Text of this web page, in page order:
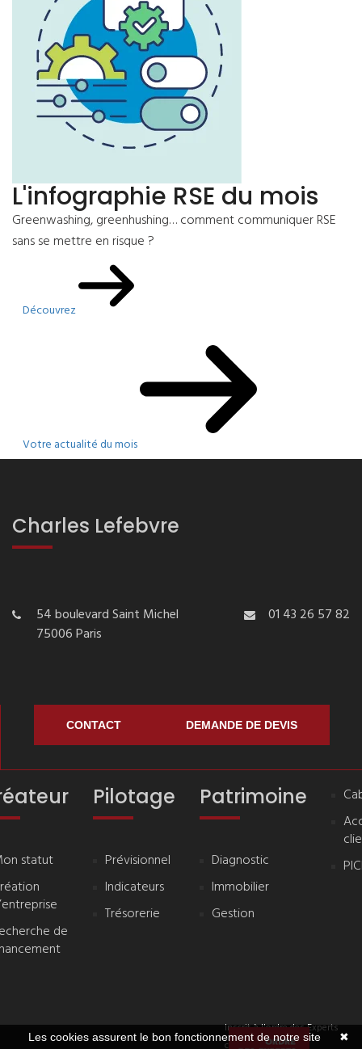
L'infographie RSE du mois
Greenwashing, greenhushing… comment communiquer RSE
sans se mettre en risque ?
Découvrez
Votre actualité du mois
Charles Lefebvre
54 boulevard Saint Michel
75006 Paris
01 43 26 57 82
CONTACT DEMANDE DE DEVIS
statut
de
Pilotage
Prévisionnel
Indicateurs
Trésorerie
Patrimoine
Diagnostic
Immobilier
Gestion
Inscrit à l'ordre des Experts
✖
Les cookies assurent le bon fonctionnement de notre site